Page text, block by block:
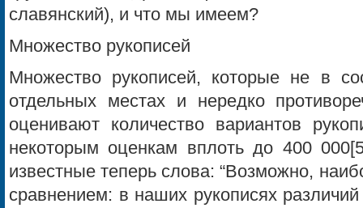
славянский), и что мы имеем?
Множество рукописей
Множество рукописей, которые не в
отдельных местах и нередко
оценивают количество вариантов
некоторым оценкам вплоть до 400
известные теперь слова: “Возможно,
сравнением: в наших рукописях